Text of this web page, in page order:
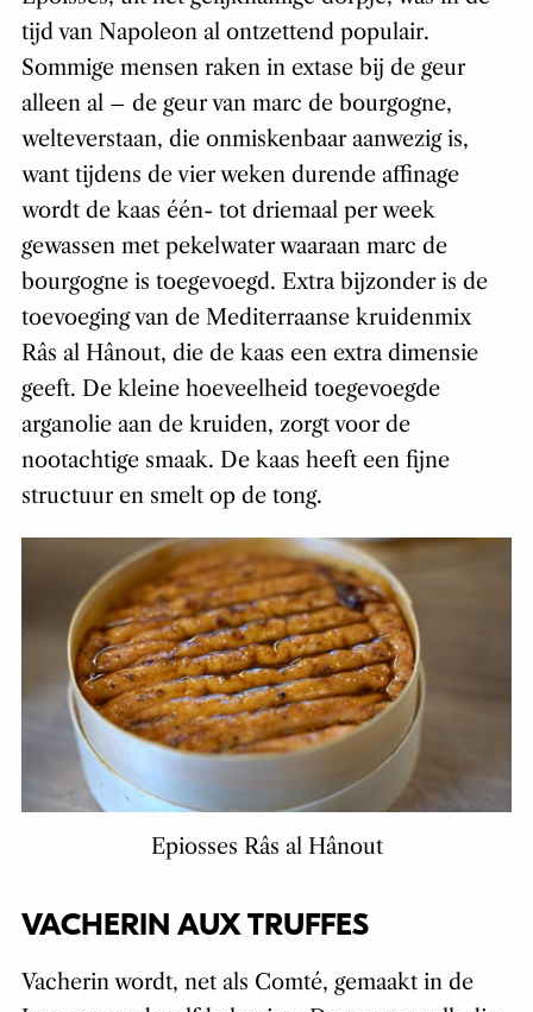
tijd van Napoleon al ontzettend populair.
Sommige mensen raken in extase bij de geur
alleen al – de geur van marc de bourgogne,
welteverstaan, die onmiskenbaar aanwezig is,
want tijdens de vier weken durende affinage
wordt de kaas één- tot driemaal per week
gewassen met pekelwater waaraan marc de
bourgogne is toegevoegd. Extra bijzonder is de
toevoeging van de Mediterraanse kruidenmix
Râs al Hânout, die de kaas een extra dimensie
geeft. De kleine hoeveelheid toegevoegde
arganolie aan de kruiden, zorgt voor de
nootachtige smaak. De kaas heeft een fijne
structuur en smelt op de tong.
Epiosses Râs al Hânout
VACHERIN AUX TRUFFES
Vacherin wordt, net als Comté, gemaakt in de